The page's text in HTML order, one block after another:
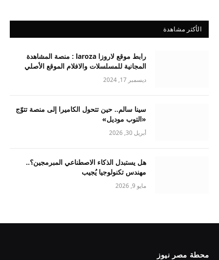
الأكثر مشاهدة
رابط موقع لاروزا laroza : منصة المشاهدة
المجانية للمسلسلات والافلام الموقع الأصلي
ديسمبر 17, 2024
سينا سالم.. حين تتحول الكاميرا إلى منصة تتوّج
«التوب موديل»
أبريل 30, 2026
هل يستبدل الذكاء الاصطناعي المبرمجين؟..
مهندس تكنولوجيا يُجيب
مايو 9, 2026
محطة مصر نيوز